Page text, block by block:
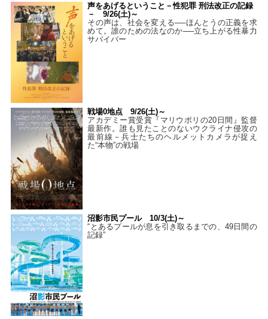
声をあげるということ－性犯罪 刑法改正の記録
－ 9/26(土)～
その声は、社会を変える──ほんとうの正義を求
めて。誰のための法なのか──立ち上がる性暴力
サバイバー
戦場0地点 9/26(土)～
アカデミー賞受賞『マリウポリの20日間』監督
最新作。誰も見たことのないウクライナ侵攻の
最前線－兵士たちのヘルメットカメラが捉え
た“本物”の戦場
沼影市民プール 10/3(土)～
“とあるプールが息を引き取るまでの、49日間の
記録”